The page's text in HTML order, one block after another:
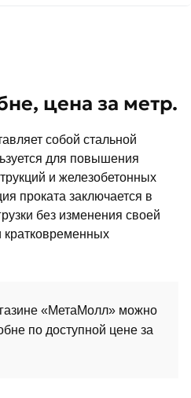
цена за метр.
собой стальной
для повышения
и железобетонных
проката заключается в
без изменения своей
кратковременных
«МетаМолл» можно
по доступной цене за